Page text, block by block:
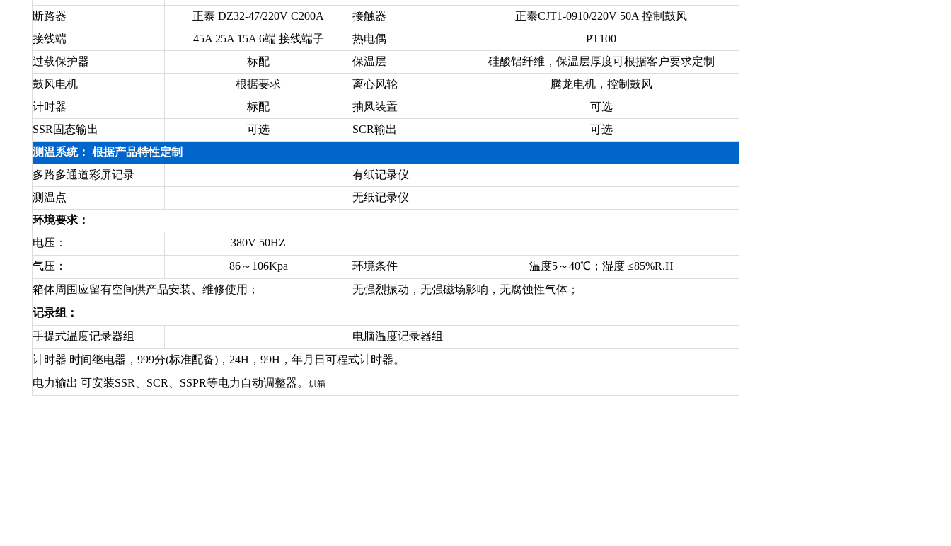
断路器
正泰 DZ32-47/220V C200A 接触器
正泰CJT1-0910/220V 50A 控制鼓风
接线端
45A 25A 15A 6端 接线端子 热电偶
PT100
过载保护器
标配 保温层
硅酸铝纤维，保温层厚度可根据客户要求定制
鼓风电机
根据要求 离心风轮
腾龙电机，控制鼓风
计时器
标配 抽风装置
可选
SSR固态输出
可选 SCR输出
可选
测温系统： 根据产品特性定制
多路多通道彩屏记录
有纸记录仪
测温点
无纸记录仪
环境要求：
电压：
380V 50HZ
气压：
86～106Kpa 环境条件
温度5～40℃；湿度 ≤85%R.H
箱体周围应留有空间供产品安装、维修使用；
无强烈振动，无强磁场影响，无腐蚀性气体；
记录组：
手提式温度记录器组
电脑温度记录器组
计时器 时间继电器，999分(标准配备)，24H，99H，年月日可程式计时器。
电力输出 可安装SSR、SCR、SSPR等电力自动调整器。
烘箱